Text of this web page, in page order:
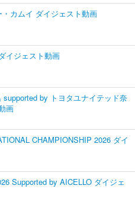
カムイ ダイジェスト動画
イジェスト動画
supported by トヨタユナイテッド奈
画
CHAMPIONSHIP 2026 ダイ
Supported by AICELLO ダイジェ